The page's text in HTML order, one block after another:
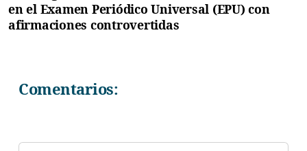
en el Examen Periódico Universal (EPU) con
afirmaciones controvertidas
Comentarios: